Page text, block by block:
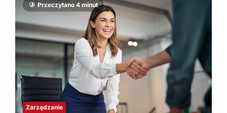
Przeczytano 4 minut
Zarządzanie